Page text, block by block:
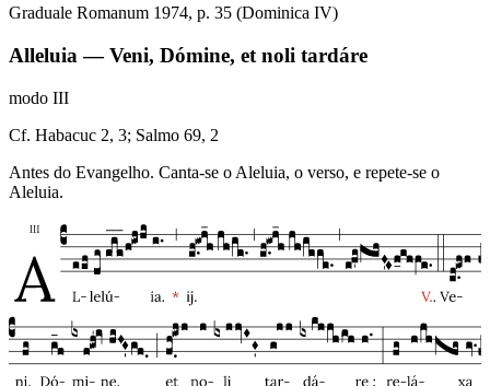
Graduale Romanum 1974, p. 35 (Dominica IV)
Alleluia — Veni, Dómine, et noli tardáre
modo III
Cf. Habacuc 2, 3; Salmo 69, 2
Antes do Evangelho. Canta-se o Aleluia, o verso, e repete-se o
Aleluia.